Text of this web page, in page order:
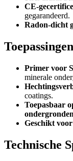
CE-
gegarandeerd.
Radon-dicht
Toepassingen
Primer voor
minerale
coatings.
Toepasbaar
ondergronden
Geschikt
Technische